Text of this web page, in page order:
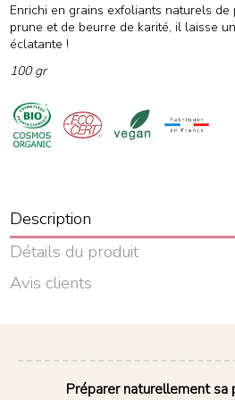
Enrichi en grains exfoliants naturels
prune et de beurre de karité, il laisse
éclatante !
100 gr
Description
Détails du produit
Avis clients
Préparer naturellement sa